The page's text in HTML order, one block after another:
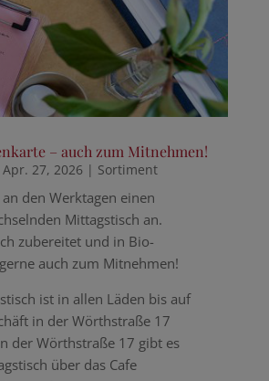
– auch zum Mitnehmen!
Apr. 27, 2026 | Sortiment
den Werktagen einen
Mittagstisch an.
zubereitet und in Bio-
auch zum Mitnehmen!
ist in allen Läden bis auf
in der Wörthstraße 17
der Wörthstraße 17 gibt es
über das Cafe